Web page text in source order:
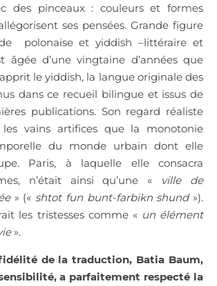
des pinceaux : couleurs et formes
ses pensées. Grande figure
polonaise et yiddish –littéraire et
âgée d’une vingtaine d’années que
le yiddish, la langue originale des
dans ce recueil bilingue et issus de
publications. Son regard réaliste
vains artifices que la monotonie
du monde urbain dont elle
Paris, à laquelle elle consacra
n’était ainsi qu’une « ville de
» (« shtot fun bunt-farbikn shund»).
les tristesses comme « un élément
».
de la traduction, Batia Baum,
a parfaitement respecté la